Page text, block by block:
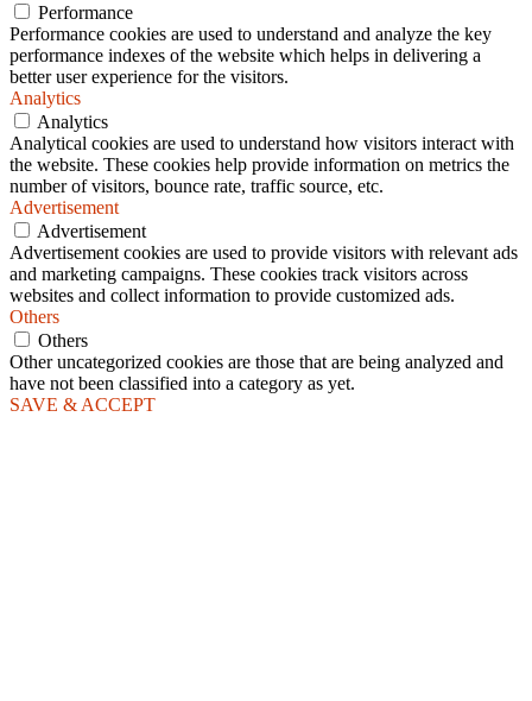
Performance
Performance cookies are used to understand and analyze the key
performance indexes of the website which helps in delivering a
better user experience for the visitors.
Analytics
Analytics
Analytical cookies are used to understand how visitors interact with
the website. These cookies help provide information on metrics the
number of visitors, bounce rate, traffic source, etc.
Advertisement
Advertisement
Advertisement cookies are used to provide visitors with relevant ads
and marketing campaigns. These cookies track visitors across
websites and collect information to provide customized ads.
Others
Others
Other uncategorized cookies are those that are being analyzed and
have not been classified into a category as yet.
SAVE & ACCEPT